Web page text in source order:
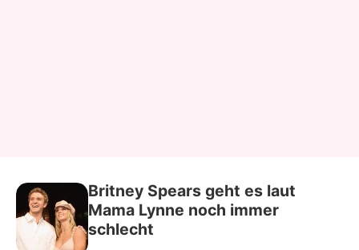
Britney Spears geht es laut
Mama Lynne noch immer
schlecht